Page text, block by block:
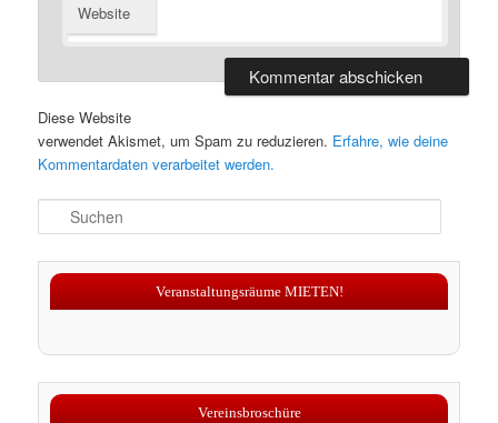
Website
Diese Website
verwendet Akismet, um Spam zu reduzieren. Erfahre, wie deine
Kommentardaten verarbeitet werden.
u
Veranstaltungsräume MIETEN!
Vereinsbroschüre